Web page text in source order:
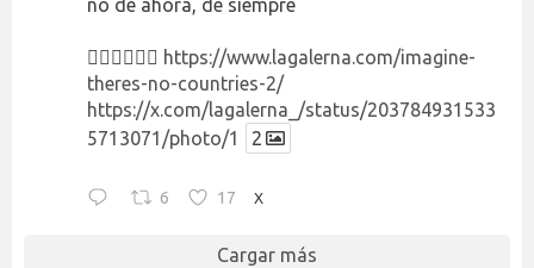
no de ahora, de siempre
👉🏻👉🏻👉🏻 https://www.lagalerna.com/imagine-
theres-no-countries-2/
https://x.com/lagalerna_/status/203784931533
5713071/photo/1
2
6 17 X
Cargar más